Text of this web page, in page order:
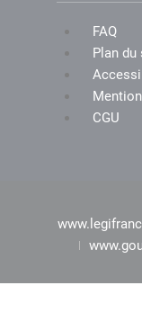
FAQ
Plan du
CGU